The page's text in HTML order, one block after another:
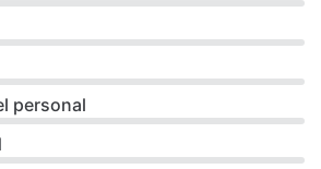
personal